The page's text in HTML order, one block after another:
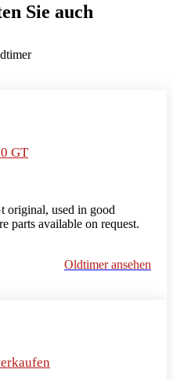
Sie auch
GT
original, used in good
parts available on request.
Oldtimer ansehen